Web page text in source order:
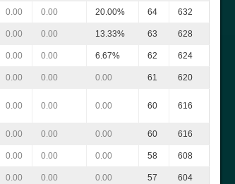
0.00 0.00 20.00% 64 632
0.00 0.00 13.33% 63 628
0.00 0.00 6.67% 62 624
0.00 0.00 0.00 61 620
0.00 0.00 0.00 60 616
0.00 0.00 0.00 60 616
0.00 0.00 0.00 58 608
0.00 0.00 0.00 57 604